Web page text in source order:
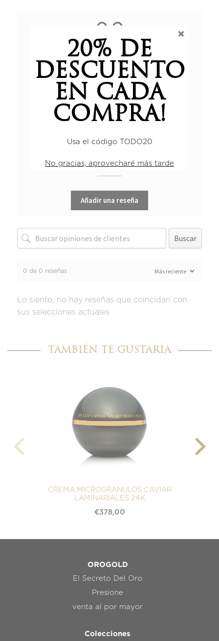
0,0
Basado en 0 reseñas.
5 estrellas
4 estrellas
Añadir una reseña
Buscar
0 de 0 reseñas
Lo siento, no hay reseñas que coincidan con
sus selecciones actuales
TAMBIÉN TE GUSTARÍA
CREMA MICROGRÁNULOS CAVIAR
LAMINARIALES 24K
€378,00
OROGOLD
El Secreto Del Oro
Presione
venta al por mayor
Colecciones
20% DE
DESCUENTO
EN CADA
COMPRA!
Usa el código TODO20
No gracias, aprovecharé más tarde